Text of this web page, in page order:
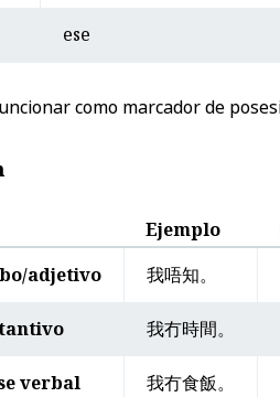
ese
como marcador de
Ejemplo
adjetivo
我唔知。
我冇時間。
verbal 我冇食飯。